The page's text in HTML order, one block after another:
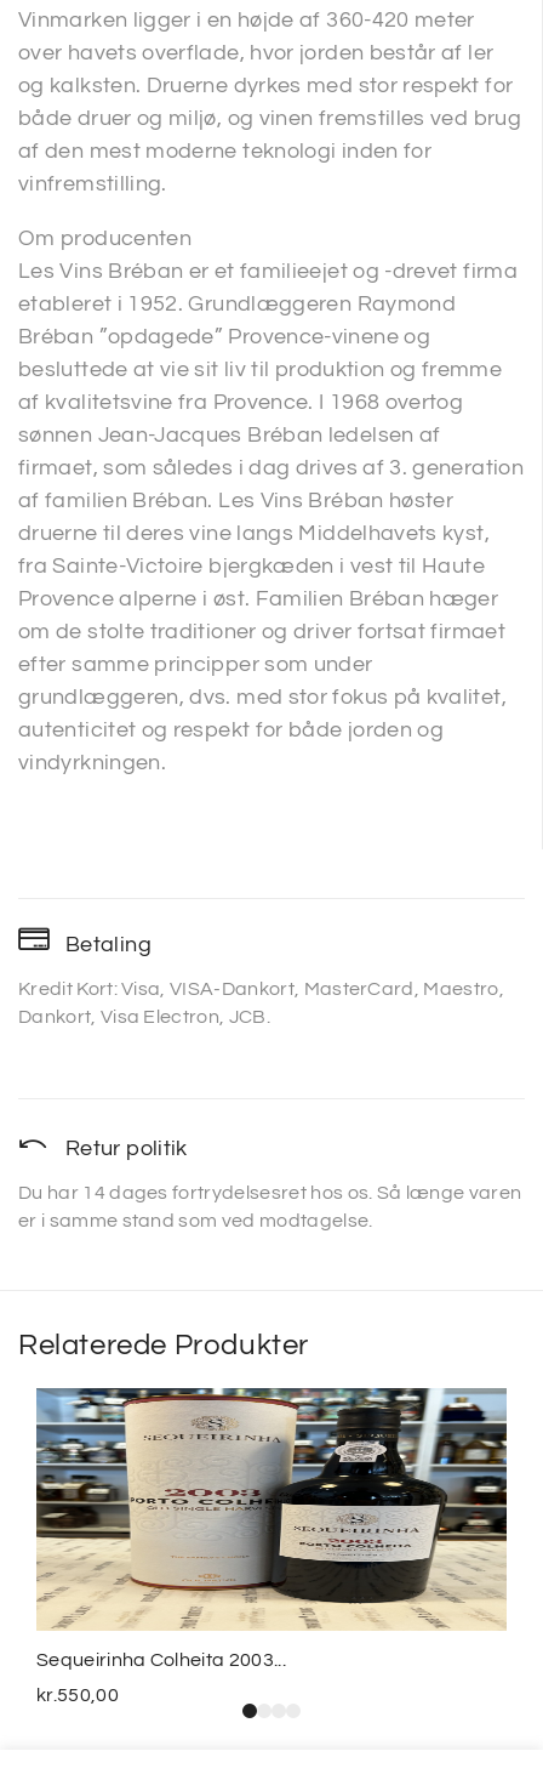
Vinmarken ligger i en højde af 360-420 meter
over havets overflade, hvor jorden består af ler
og kalksten. Druerne dyrkes med stor respekt for
både druer og miljø, og vinen fremstilles ved brug
af den mest moderne teknologi inden for
vinfremstilling.
Om producenten
Les Vins Bréban er et familieejet og -drevet firma
etableret i 1952. Grundlæggeren Raymond
Bréban ”opdagede” Provence-vinene og
besluttede at vie sit liv til produktion og fremme
af kvalitetsvine fra Provence. I 1968 overtog
sønnen Jean-Jacques Bréban ledelsen af
firmaet, som således i dag drives af 3. generation
af familien Bréban. Les Vins Bréban høster
druerne til deres vine langs Middelhavets kyst,
fra Sainte-Victoire bjergkæden i vest til Haute
Provence alperne i øst. Familien Bréban hæger
om de stolte traditioner og driver fortsat firmaet
efter samme principper som under
grundlæggeren, dvs. med stor fokus på kvalitet,
autenticitet og respekt for både jorden og
vindyrkningen.
Betaling
Kredit Kort: Visa, VISA-Dankort, MasterCard, Maestro,
Dankort, Visa Electron, JCB.
Retur politik
Du har 14 dages fortrydelsesret hos os. Så længe varen
er i samme stand som ved modtagelse.
Relaterede Produkter
Sequeirinha Colheita 2003...
kr.550,00